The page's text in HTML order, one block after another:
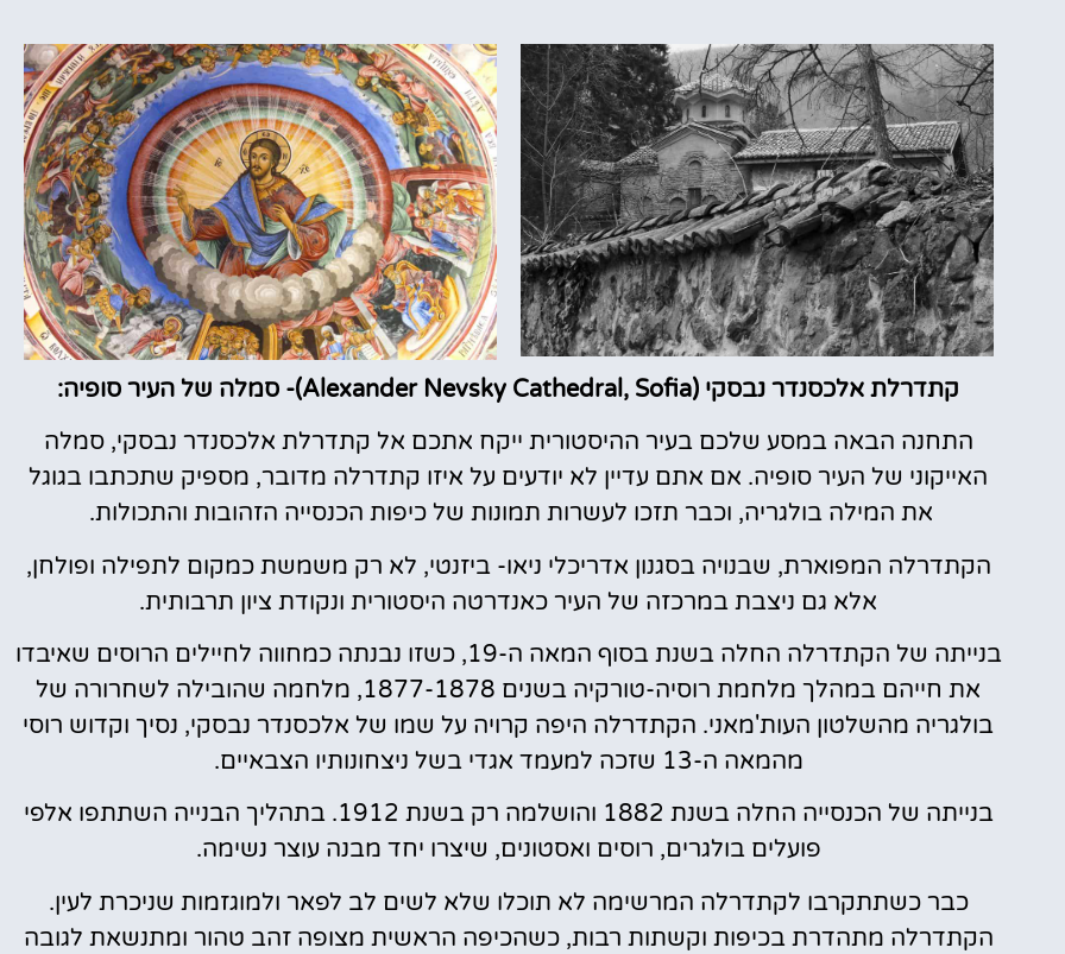
קתדרלת אלכסנדר נבסקי (Alexander Nevsky Cathedral, Sofia)- סמלה של העיר סופיה:
התחנה הבאה במסע שלכם בעיר ההיסטורית ייקח אתכם אל קתדרלת אלכסנדר נבסקי, סמלה
האייקוני של העיר סופיה. אם אתם עדיין לא יודעים על איזו קתדרלה מדובר, מספיק שתכתבו בגוגל
את המילה בולגריה, וכבר תזכו לעשרות תמונות של כיפות הכנסייה הזהובות והתכולות.
הקתדרלה המפוארת, שבנויה בסגנון אדריכלי ניאו- ביזנטי, לא רק משמשת כמקום לתפילה ופולחן,
אלא גם ניצבת במרכזה של העיר כאנדרטה היסטורית ונקודת ציון תרבותית.
בנייתה של הקתדרלה החלה בשנת בסוף המאה ה-19, כשזו נבנתה כמחווה לחיילים הרוסים שאיבדו
את חייהם במהלך מלחמת רוסיה-טורקיה בשנים 1877-1878, מלחמה שהובילה לשחרורה של
בולגריה מהשלטון העות'מאני. הקתדרלה היפה קרויה על שמו של אלכסנדר נבסקי, נסיך וקדוש רוסי
מהמאה ה-13 שזכה למעמד אגדי בשל ניצחונותיו הצבאיים.
בנייתה של הכנסייה החלה בשנת 1882 והושלמה רק בשנת 1912. בתהליך הבנייה השתתפו אלפי
פועלים בולגרים, רוסים ואסטונים, שיצרו יחד מבנה עוצר נשימה.
כבר כשתתקרבו לקתדרלה המרשימה לא תוכלו שלא לשים לב לפאר ולמוגזמות שניכרת לעין.
הקתדרלה מתהדרת בכיפות וקשתות רבות, כשהכיפה הראשית מצופה זהב טהור ומתנשאת לגובה